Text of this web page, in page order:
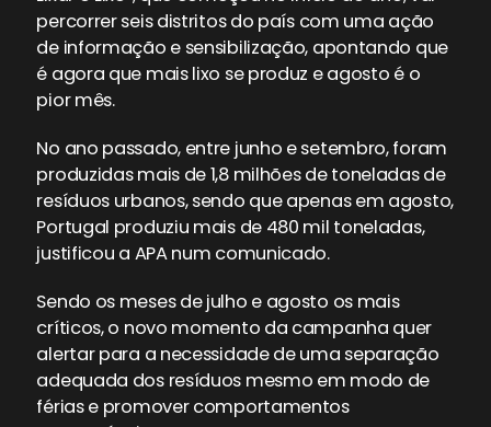
percorrer seis distritos do país com uma ação
de informação e sensibilização, apontando que
é agora que mais lixo se produz e agosto é o
pior mês.
No ano passado, entre junho e setembro, foram
produzidas mais de 1,8 milhões de toneladas de
resíduos urbanos, sendo que apenas em agosto,
Portugal produziu mais de 480 mil toneladas,
justificou a APA num comunicado.
Sendo os meses de julho e agosto os mais
críticos, o novo momento da campanha quer
alertar para a necessidade de uma separação
adequada dos resíduos mesmo em modo de
férias e promover comportamentos